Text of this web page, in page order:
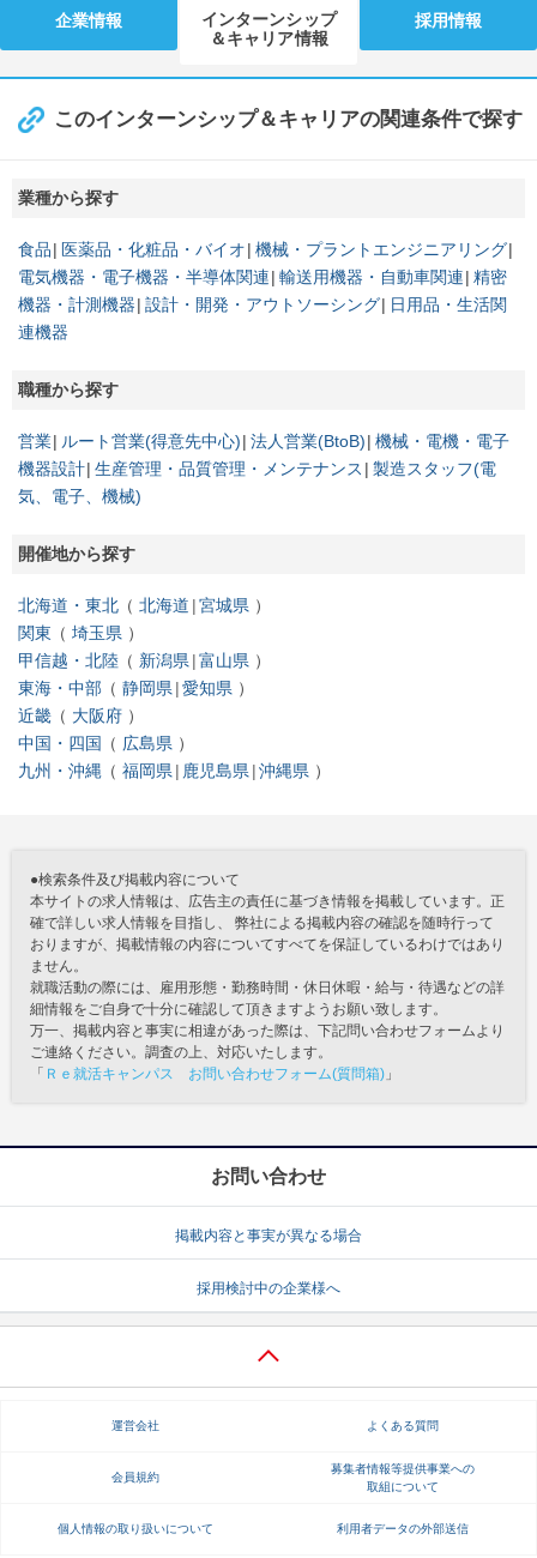
企業情報
インターンシップ
＆キャリア情報
採用情報
このインターンシップ＆キャリアの関連条件で探す
業種から探す
食品 医薬品・化粧品・バイオ 機械・プラントエンジニアリング
電気機器・電子機器・半導体関連 輸送用機器・自動車関連 精密
機器・計測機器 設計・開発・アウトソーシング
日用品・生活関
連機器
職種から探す
営業 ルート営業(得意先中心) 法人営業(BtoB) 機械・電機・電子
機器設計 生産管理・品質管理・メンテナンス
製造スタッフ(電
気、電子、機械)
開催地から探す
北海道・東北 北海道 宮城県
関東
埼玉県
甲信越・北陸
新潟県 富山県
東海・中部
静岡県 愛知県
近畿
大阪府
中国・四国
広島県
九州・沖縄
福岡県 鹿児島県 沖縄県
●検索条件及び掲載内容について
本サイトの求人情報は、広告主の責任に基づき情報を掲載しています。正
確で詳しい求人情報を目指し、 弊社による掲載内容の確認を随時行って
おりますが、掲載情報の内容についてすべてを保証しているわけではあり
ません。
就職活動の際には、雇用形態・勤務時間・休日休暇・給与・待遇などの詳
細情報をご自身で十分に確認して頂きますようお願い致します。
万一、掲載内容と事実に相違があった際は、下記問い合わせフォームより
ご連絡ください。調査の上、対応いたします。
「 Ｒｅ就活キャンパス お問い合わせフォーム(質問箱) 」
お問い合わせ
掲載内容と事実が異なる場合
採用検討中の企業様へ
運営会社 よくある質問
会員規約
募集者情報等提供事業への
取組について
個人情報の取り扱いについて 利用者データの外部送信